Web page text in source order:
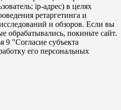
ip-адрес) в целях
ретаргетинга и
и обзоров. Если вы
обрабатывались, покиньте сайт.
"Согласие субъекта
его персональных